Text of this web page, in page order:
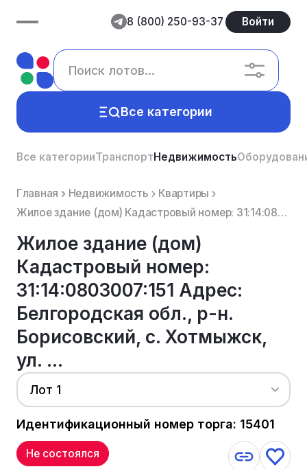
8 (800) 250-93-37 Войти
Все категории
Все категорииТранспортНедвижимость
Главная Недвижимость
Квартиры
Жилое здание (дом) Кадастровый номер: 31:14:0803007:151 Адрес: Белгородская обл., р-н. Борисовски...
Жилое здание (дом)
Кадастровый номер:
31:14:0803007:151 Адрес:
Белгородская обл., р-н.
Борисовский, с. Хотмыжск,
ул. ...
Лот 1
Идентификационный номер торга: 15401
Не состоялся